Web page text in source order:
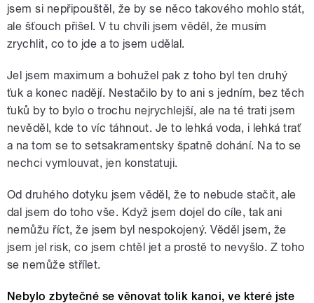
jsem si nepřipouštěl, že by se něco takového mohlo stát,
ale šťouch přišel. V tu chvíli jsem věděl, že musím
zrychlit, co to jde a to jsem udělal.
Jel jsem maximum a bohužel pak z toho byl ten druhý
ťuk a konec nadějí. Nestačilo by to ani s jedním, bez těch
ťuků by to bylo o trochu nejrychlejší, ale na té trati jsem
nevěděl, kde to víc táhnout. Je to lehká voda, i lehká trať
a na tom se to setsakramentsky špatně dohání. Na to se
nechci vymlouvat, jen konstatuji.
Od druhého dotyku jsem věděl, že to nebude stačit, ale
dal jsem do toho vše. Když jsem dojel do cíle, tak ani
nemůžu říct, že jsem byl nespokojený. Věděl jsem, že
jsem jel risk, co jsem chtěl jet a prostě to nevyšlo. Z toho
se nemůže střílet.
Nebylo zbytečné se věnovat tolik kanoi, ve které jste